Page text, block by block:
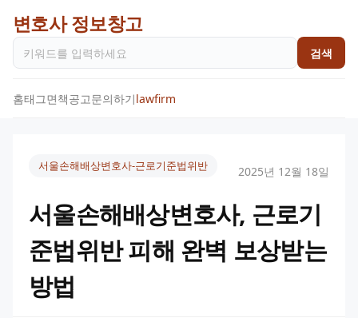
변호사 정보창고
검색
홈태그면책공고문의하기lawfirm
서울손해배상변호사-근로기준법위반 2025년 12월 18일
서울손해배상변호사, 근로기
준법위반 피해 완벽 보상받는
방법